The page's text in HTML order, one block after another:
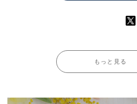
もっと見る